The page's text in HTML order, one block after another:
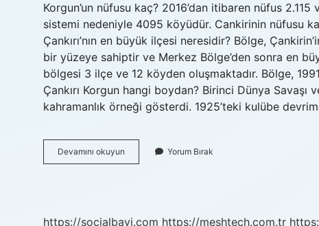
Korgun’un nüfusu kaç? 2016’dan itibaren nüfus
sistemi nedeniyle 4095 köyüdür. Cankirinin nüfusu
Çankırı’nın en büyük ilçesi neresidir? Bölge,
bir yüzeye sahiptir ve Merkez Bölge’den sonra en
bölgesi 3 ilçe ve 12 köyden oluşmaktadır. Bölge,
Çankırı Korgun hangi boydan? Birinci Dünya Savaşı
kahramanlık örneği gösterdi. 1925’teki kulübe
Devamını okuyun
Korgun
Yorum Bırak
https://socialbayi.com https://meshtech.com.tr